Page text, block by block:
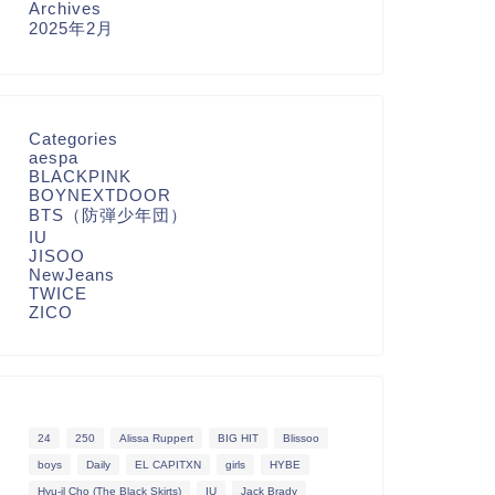
Archives
2025年2月
Categories
aespa
BLACKPINK
BOYNEXTDOOR
BTS（防弾少年団）
IU
JISOO
NewJeans
TWICE
ZICO
24 250 Alissa Ruppert BIG HIT Blissoo
boys Daily EL CAPITXN girls HYBE
Hyu-il Cho (The Black Skirts) IU Jack Brady